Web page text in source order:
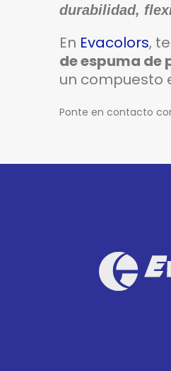
durabilidad,
En Evacolors,
de espuma
un compuesto
Ponte en contacto